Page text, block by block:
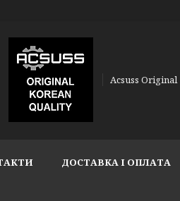
Acsuss Original
ДОСТАВКА І ОПЛАТА